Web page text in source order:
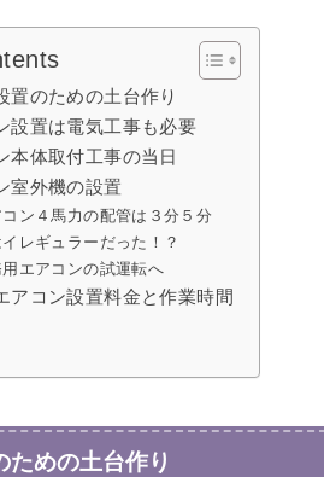
置のための土台作り
設置は電気工事も必要
本体取付工事の当日
室外機の設置
ン４馬力の配管は３分５分
レギュラーだった！？
エアコンの試運転へ
アコン設置料金と作業時間
ための土台作り